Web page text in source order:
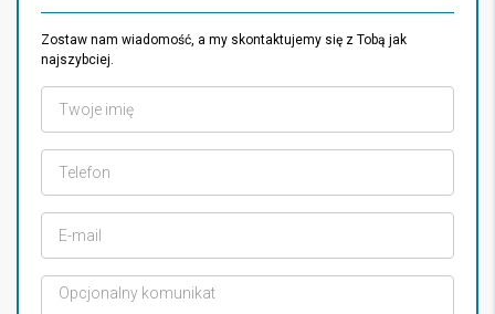
Zostaw nam wiadomość, a my skontaktujemy się z Tobą jak
najszybciej.